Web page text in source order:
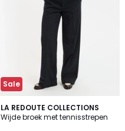
Sale
LA REDOUTE COLLECTIONS
Wijde broek met tennisstrepen
4,6
/ 5